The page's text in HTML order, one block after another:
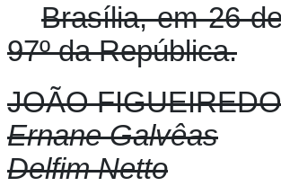
Brasília, em 26
97º da República.
JOÃO FIGUEIREDO
Ernane Galvêas
Delfim Netto